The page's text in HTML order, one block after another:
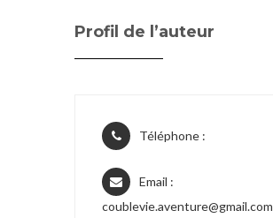
Profil de l’auteur
Téléphone :
Email :
coublevie.aventure@gmail.com